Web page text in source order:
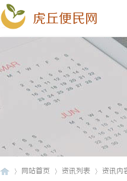
虎丘便民网
网站首页 资讯列表 资讯内